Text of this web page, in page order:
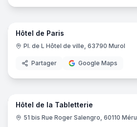
Hôtel de Paris
Pl. de L Hôtel de ville, 63790 Murol
Partager Google Maps
Hôtel de la Tabletterie
51 bis Rue Roger Salengro, 60110 Méru